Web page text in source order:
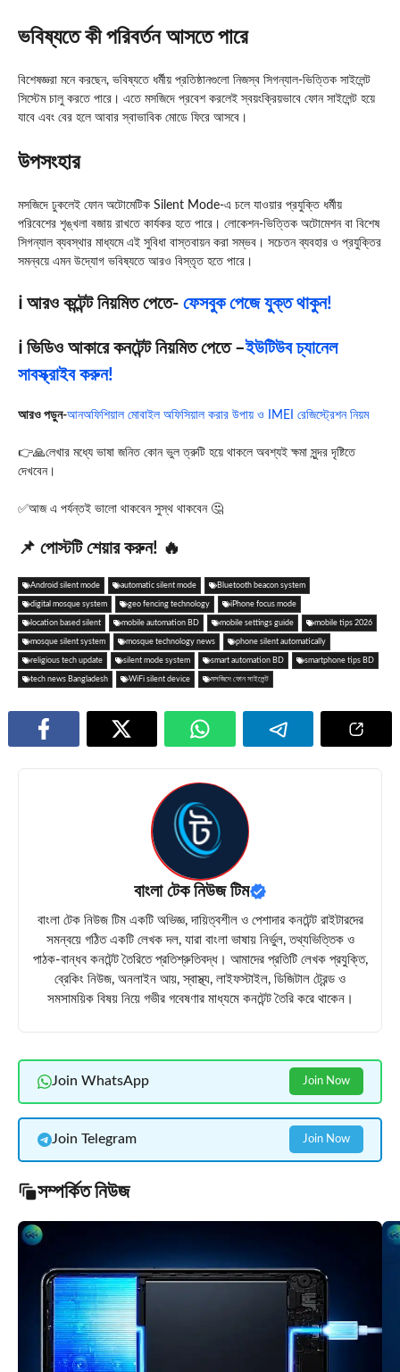
ভবিষ্যতে কী পরিবর্তন আসতে পারে
বিশেষজ্ঞরা মনে করছেন, ভবিষ্যতে ধর্মীয় প্রতিষ্ঠানগুলো নিজস্ব সিগন্যাল-ভিত্তিক সাইলেন্ট
সিস্টেম চালু করতে পারে। এতে মসজিদে প্রবেশ করলেই স্বয়ংক্রিয়ভাবে ফোন সাইলেন্ট হয়ে
যাবে এবং বের হলে আবার স্বাভাবিক মোডে ফিরে আসবে।
উপসংহার
মসজিদে ঢুকলেই ফোন অটোমেটিক Silent Mode-এ চলে যাওয়ার প্রযুক্তি ধর্মীয়
পরিবেশের শৃঙ্খলা বজায় রাখতে কার্যকর হতে পারে। লোকেশন-ভিত্তিক অটোমেশন বা বিশেষ
সিগন্যাল ব্যবস্থার মাধ্যমে এই সুবিধা বাস্তবায়ন করা সম্ভব। সচেতন ব্যবহার ও প্রযুক্তির
সমন্বয়ে এমন উদ্যোগ ভবিষ্যতে আরও বিস্তৃত হতে পারে।
ℹ️ আরও কন্টেন্ট নিয়মিত পেতে- ফেসবুক পেজে যুক্ত থাকুন!
ℹ️ ভিডিও আকারে কনটেন্ট নিয়মিত পেতে –ইউটিউব চ্যানেল
সাবস্ক্রাইব করুন!
আরও পড়ুন-আনঅফিশিয়াল মোবাইল অফিসিয়াল করার উপায় ও IMEI রেজিস্ট্রেশন নিয়ম
👉🙏লেখার মধ্যে ভাষা জনিত কোন ভুল ত্রুটি হয়ে থাকলে অবশ্যই ক্ষমা সুন্দর দৃষ্টিতে
দেখবেন।
✅আজ এ পর্যন্তই ভালো থাকবেন সুস্থ থাকবেন 🤔
📌 পোস্টটি শেয়ার করুন! 🔥
Android silent mode automatic silent mode Bluetooth beacon system
digital mosque system geo fencing technology iPhone focus mode
location based silent mobile automation BD mobile settings guide mobile tips 2026
mosque silent system mosque technology news phone silent automatically
religious tech update silent mode system smart automation BD smartphone tips BD
tech news Bangladesh WiFi silent device মসজিদে ফোন সাইলেন্ট
বাংলা টেক নিউজ টিম
বাংলা টেক নিউজ টিম একটি অভিজ্ঞ, দায়িত্বশীল ও পেশাদার কনটেন্ট রাইটারদের
সমন্বয়ে গঠিত একটি লেখক দল, যারা বাংলা ভাষায় নির্ভুল, তথ্যভিত্তিক ও
পাঠক-বান্ধব কনটেন্ট তৈরিতে প্রতিশ্রুতিবদ্ধ। আমাদের প্রতিটি লেখক প্রযুক্তি,
ব্রেকিং নিউজ, অনলাইন আয়, স্বাস্থ্য, লাইফস্টাইল, ডিজিটাল ট্রেন্ড ও
সমসাময়িক বিষয় নিয়ে গভীর গবেষণার মাধ্যমে কনটেন্ট তৈরি করে থাকেন।
Join WhatsApp Join Now
Join Telegram Join Now
সম্পর্কিত নিউজ